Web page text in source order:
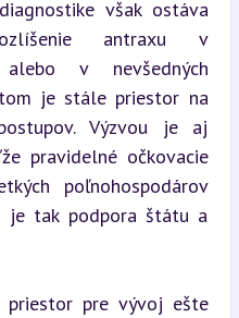
však ostáva
antraxu v
alebo v nevšedných
je stále priestor na
Výzvou je aj
pravidelné očkovacie
poľnohospodárov
je tak podpora štátu a
priestor pre vývoj ešte